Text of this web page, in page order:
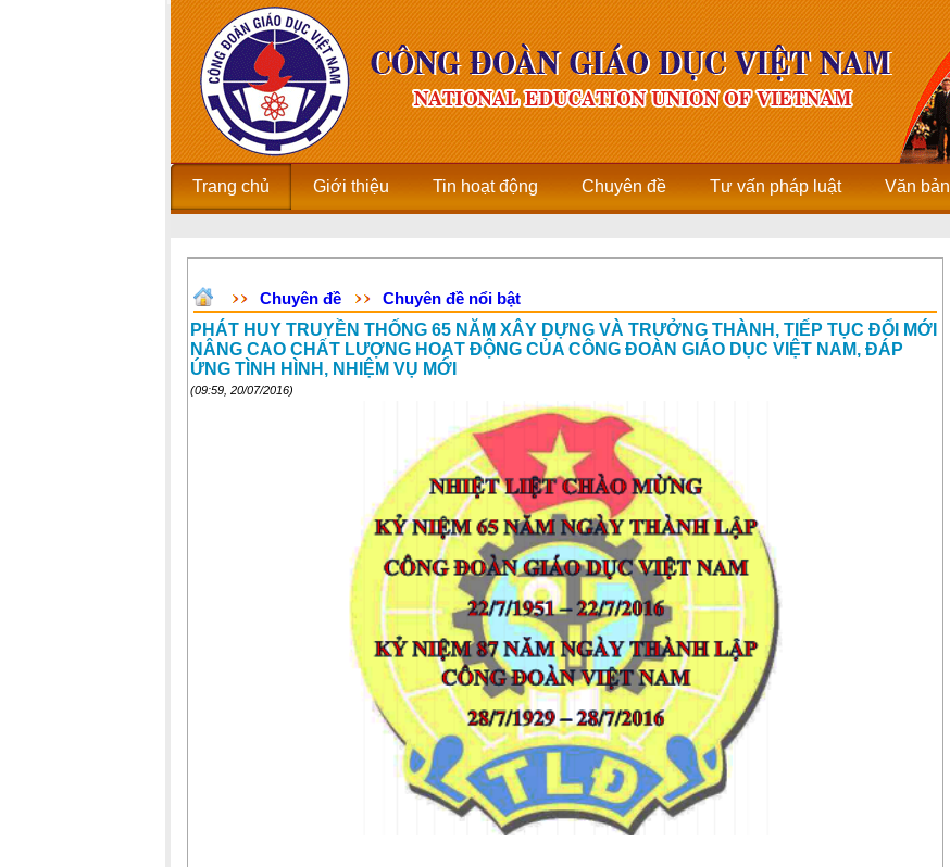
Trang chủ Giới thiệu Tin hoạt động Chuyên đề Tư vấn pháp luật Văn bản
Chuyên đề
Chuyên đề nổi bật
PHÁT HUY TRUYỀN THỐNG 65 NĂM XÂY DỰNG VÀ TRƯỞNG THÀNH, TIẾP TỤC ĐỔI MỚI
NÂNG CAO CHẤT LƯỢNG HOẠT ĐỘNG CỦA CÔNG ĐOÀN GIÁO DỤC VIỆT NAM, ĐÁP
ỨNG TÌNH HÌNH, NHIỆM VỤ MỚI
(09:59, 20/07/2016)